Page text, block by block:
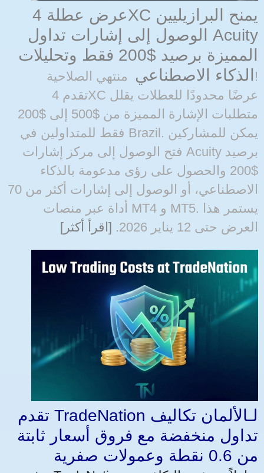
عرض عطلة 4XC يمنح البرازيليين
الوصول إلى إشارات تداول Acuity
المميزة برصيد $200 فقط وتحليلات
الذكاء الاصطناعي منتهي الصلاحية!
تقدم 4XC عرضًا محدودًا للعطلات يقلل
متطلبات الإشارة المميزة من $500 إلى $200
فقط للمتداولين في Brazil. يمكن للمشاركين
فتح الوصول إلى مركز إشارات Acuity برصيد
$200 والحصول على رؤى مدعومة بالذكاء
الاصطناعي، أو الوصول إلى إشارات أكثر من 70
أداة عبر منصات MT4 و MT5. يستمر هذا
العرض حتى 12 يناير 2026.
[اقرأ أكثر]
تقدم TradeNation لـالألمان تكاليف
تداول منخفضة مع فروق أسعار ثابتة
من 0.6 نقطة وعمولات صفرية